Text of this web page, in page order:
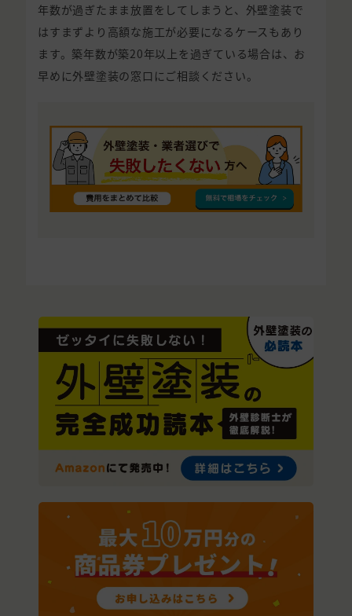
年数が過ぎたまま放置をしてしまうと、外壁塗装で
はすまずより高額な施工が必要になるケースもあり
ます。築年数が築20年以上を過ぎている場合は、お
早めに外壁塗装の窓口にご相談ください。